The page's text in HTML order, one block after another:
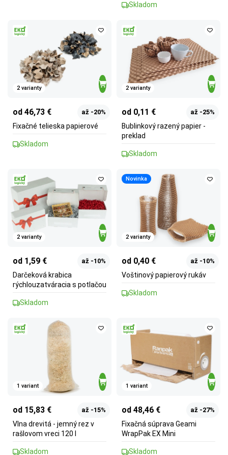
Skladom
2 varianty
od 46,73 € až -20%
Fixačné telieska papierové
Skladom
2 varianty
od 0,11 € až -25%
Bublinkový razený papier -
preklad
Skladom
2 varianty
od 1,59 € až -10%
Darčeková krabica
rýchlouzatváracia s potlačou
Skladom
Novinka
2 varianty
od 0,40 € až -10%
Voštinový papierový rukáv
Skladom
1 variant
od 15,83 € až -15%
Vlna drevitá - jemný rez v
rašlovom vreci 120 l
Skladom
1 variant
od 48,46 € až -27%
Fixačná súprava Geami
WrapPak EX Mini
Skladom